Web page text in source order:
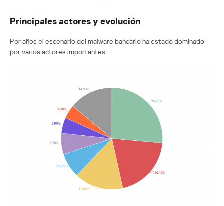
Principales actores y evolución
Por años el escenario del malware bancario ha estado dominado
por varios actores importantes.